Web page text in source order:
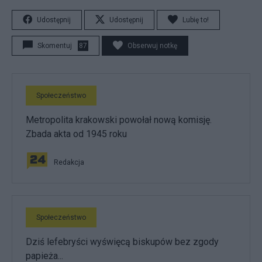
Udostępnij Udostępnij Lubię to!
Skomentuj 87 Obserwuj notkę
Społeczeństwo
Metropolita krakowski powołał nową komisję.
Zbada akta od 1945 roku
Redakcja
Społeczeństwo
Dziś lefebryści wyświęcą biskupów bez zgody
papieża...